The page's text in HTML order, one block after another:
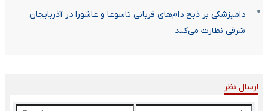
دامپزشکی بر ذبح دام‌های قربانی تاسوعا و عاشورا در آذربایجان
شرقی نظارت می‌کند
ارسال نظر